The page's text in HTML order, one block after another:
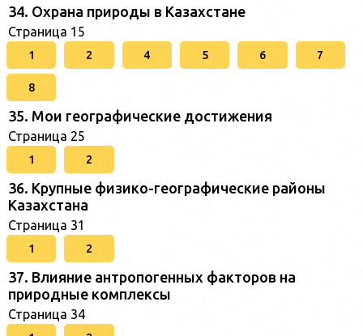
34. Охрана природы в Казахстане
Страница 15
1 2 4 5 6 7
8
35. Мои географические достижения
Страница 25
1 2
36. Крупные физико-географические районы
Казахстана
Страница 31
1 2
37. Влияние антропогенных факторов на
природные комплексы
Страница 34